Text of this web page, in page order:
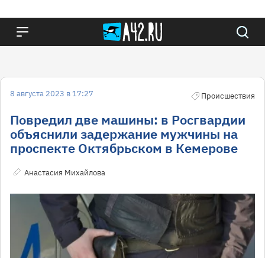
8 августа 2023 в 17:27 Происшествия
Повредил две машины: в Росгвардии
объяснили задержание мужчины на
проспекте Октябрьском в Кемерове
Анастасия Михайлова